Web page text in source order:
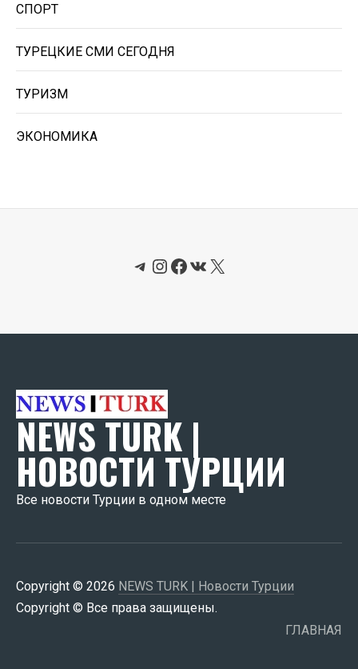
СПОРТ
ТУРЕЦКИЕ СМИ СЕГОДНЯ
ТУРИЗМ
ЭКОНОМИКА
Telegram
Instagram
Facebook
ВКонтакте
X
NEWS TURK |
НОВОСТИ ТУРЦИИ
Все новости Турции в одном месте
Copyright © 2026 NEWS TURK | Новости Турции
Copyright © Все права защищены.
ГЛАВНАЯ